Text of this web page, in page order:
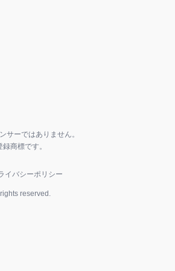
サーではありません。
商標です。
イバシーポリシー
reserved.